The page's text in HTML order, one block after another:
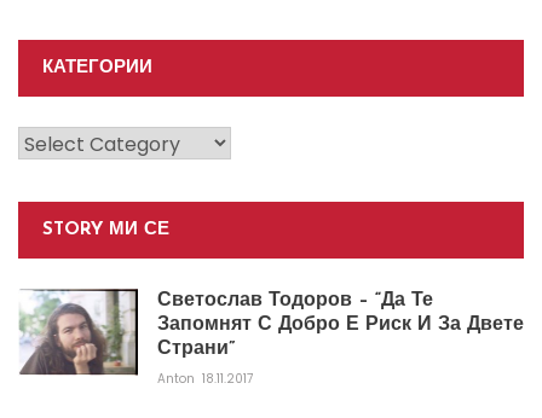
КАТЕГОРИИ
Категории
STORY МИ СЕ
Светослав Тодоров – “Да Те
Запомнят С Добро Е Риск И За Двете
Страни”
Anton 18.11.2017